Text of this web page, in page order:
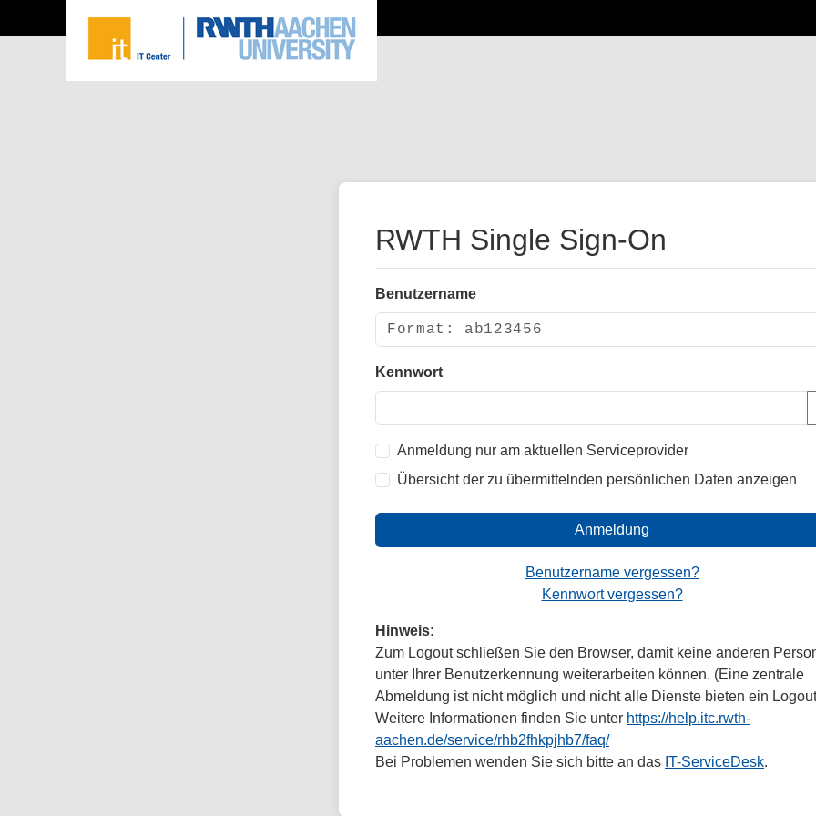
RWTH Single Sign-On
Benutzername
Kennwort
Anmeldung nur am aktuellen Serviceprovider
Übersicht der zu übermittelnden persönlichen Daten anzeigen
Anmeldung
Benutzername vergessen?
Kennwort vergessen?
Hinweis:
Zum Logout schließen Sie den Browser, damit keine anderen
unter Ihrer Benutzerkennung weiterarbeiten können. (Eine zentrale
Abmeldung ist nicht möglich und nicht alle Dienste bieten ein
Weitere Informationen finden Sie unter https://help.itc.rwth-
aachen.de/service/rhb2fhkpjhb7/faq/
Bei Problemen wenden Sie sich bitte an das IT-ServiceDesk.